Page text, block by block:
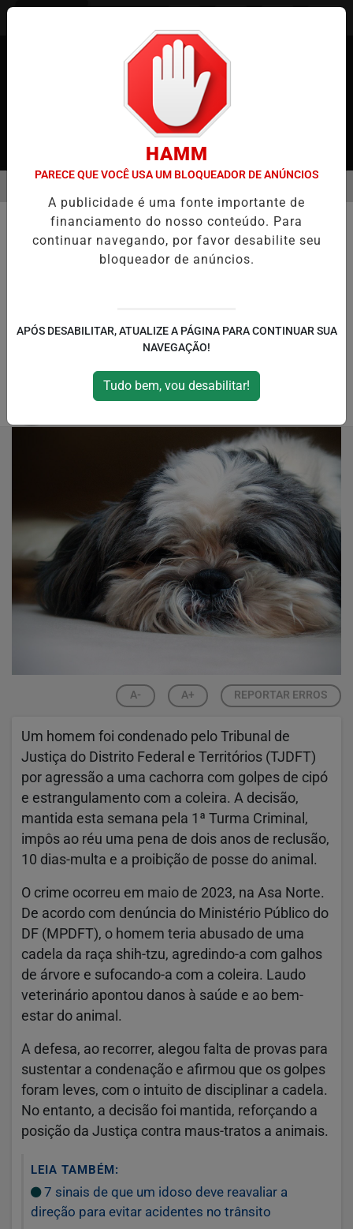
EM ALTA
COMUNIDADE
Um homem foi condenado pelo
Tribunal de Justiça do Distrito
No Japão Recentemente um descaso e
irresponsabilidade veio a tona em Okinawa.
RPJNews
A- A+ REPORTAR ERROS
Um homem foi condenado pelo Tribunal de
Justiça do Distrito Federal e Territórios (TJDFT)
por agressão a uma cachorra com golpes de cipó
e estrangulamento com a coleira. A decisão,
mantida esta semana pela 1ª Turma Criminal,
impôs ao réu uma pena de dois anos de reclusão,
10 dias-multa e a proibição de posse do animal.
O crime ocorreu em maio de 2023, na Asa Norte.
De acordo com denúncia do Ministério Público do
DF (MPDFT), o homem teria abusado de uma
cadela da raça shih-tzu, agredindo-a com galhos
de árvore e sufocando-a com a coleira. Laudo
veterinário apontou danos à saúde e ao bem-
estar do animal.
A defesa, ao recorrer, alegou falta de provas para
sustentar a condenação e afirmou que os golpes
foram leves, com o intuito de disciplinar a cadela.
No entanto, a decisão foi mantida, reforçando a
posição da Justiça contra maus-tratos a animais.
LEIA TAMBÉM:
7 sinais de que um idoso deve reavaliar a
direção para evitar acidentes no trânsito
HAMM
PARECE QUE VOCÊ USA UM BLOQUEADOR DE ANÚNCIOS
A publicidade é uma fonte importante de
financiamento do nosso conteúdo. Para
continuar navegando, por favor desabilite seu
bloqueador de anúncios.
APÓS DESABILITAR, ATUALIZE A PÁGINA PARA CONTINUAR SUA
NAVEGAÇÃO!
Tudo bem, vou desabilitar!